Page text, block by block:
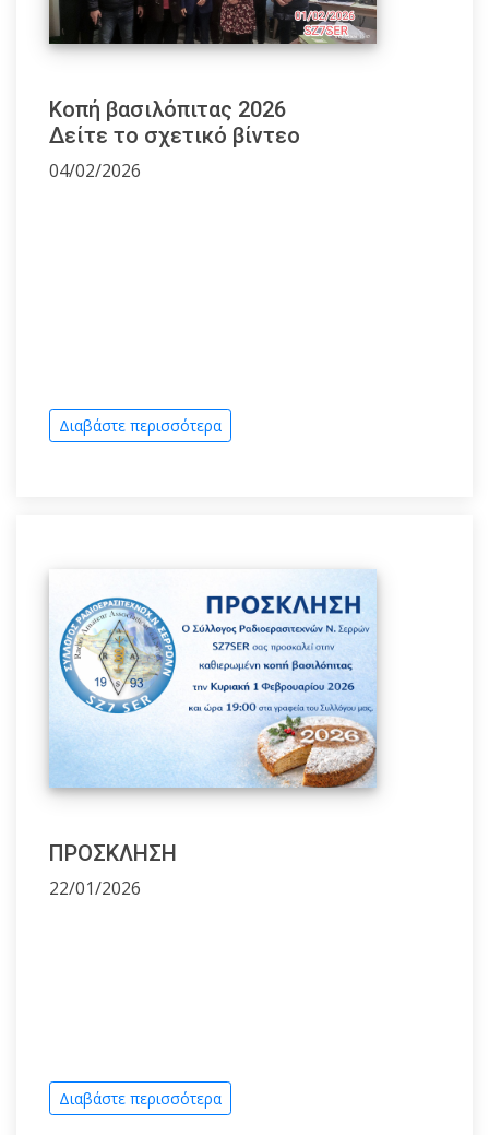
Κοπή βασιλόπιτας 2026
Δείτε το σχετικό βίντεο
04/02/2026
Διαβάστε περισσότερα
ΠΡΟΣΚΛΗΣΗ
22/01/2026
Διαβάστε περισσότερα